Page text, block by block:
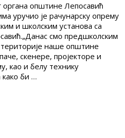
општине Лепосавић
уручио је рачунарску опрему
и школским установа са
смо предшколским
наше општине
скенере, пројекторе и
као и белу технику
би …